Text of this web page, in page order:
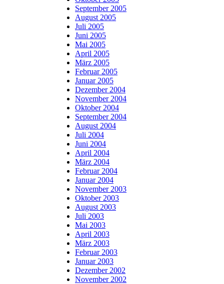
September 2005
August 2005
Juli 2005
Juni 2005
Mai 2005
April 2005
März 2005
Februar 2005
Januar 2005
Dezember 2004
November 2004
Oktober 2004
September 2004
August 2004
Juli 2004
Juni 2004
April 2004
März 2004
Februar 2004
Januar 2004
November 2003
Oktober 2003
August 2003
Juli 2003
Mai 2003
April 2003
März 2003
Februar 2003
Januar 2003
Dezember 2002
November 2002